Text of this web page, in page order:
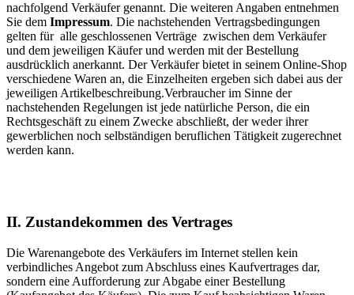
nachfolgend Verkäufer genannt. Die weiteren Angaben entnehmen
Sie dem Impressum. Die nachstehenden Vertragsbedingungen
gelten für alle geschlossenen Verträge zwischen dem Verkäufer
und dem jeweiligen Käufer und werden mit der Bestellung
ausdrücklich anerkannt. Der Verkäufer bietet in seinem Online-Shop
verschiedene Waren an, die Einzelheiten ergeben sich dabei aus der
jeweiligen Artikelbeschreibung.Verbraucher im Sinne der
nachstehenden Regelungen ist jede natürliche Person, die ein
Rechtsgeschäft zu einem Zwecke abschließt, der weder ihrer
gewerblichen noch selbständigen beruflichen Tätigkeit zugerechnet
werden kann.
II. Zustandekommen des Vertrages
Die Warenangebote des Verkäufers im Internet stellen kein
verbindliches Angebot zum Abschluss eines Kaufvertrages dar,
sondern eine Aufforderung zur Abgabe einer Bestellung